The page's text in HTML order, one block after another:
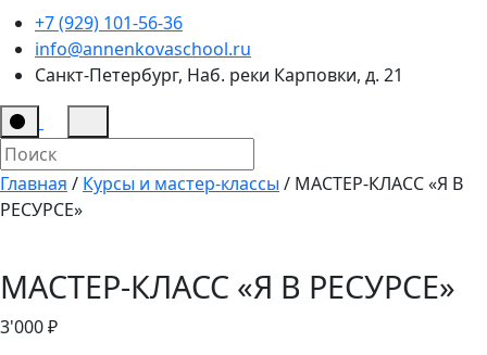
+7 (929) 101-56-36
info@annenkovaschool.ru
Санкт-Петербург, Наб. реки Карповки, д. 21
Главная / Курсы и мастер-классы / МАСТЕР-КЛАСС «Я В
РЕСУРСЕ»
МАСТЕР-КЛАСС «Я В РЕСУРСЕ»
3'000₽